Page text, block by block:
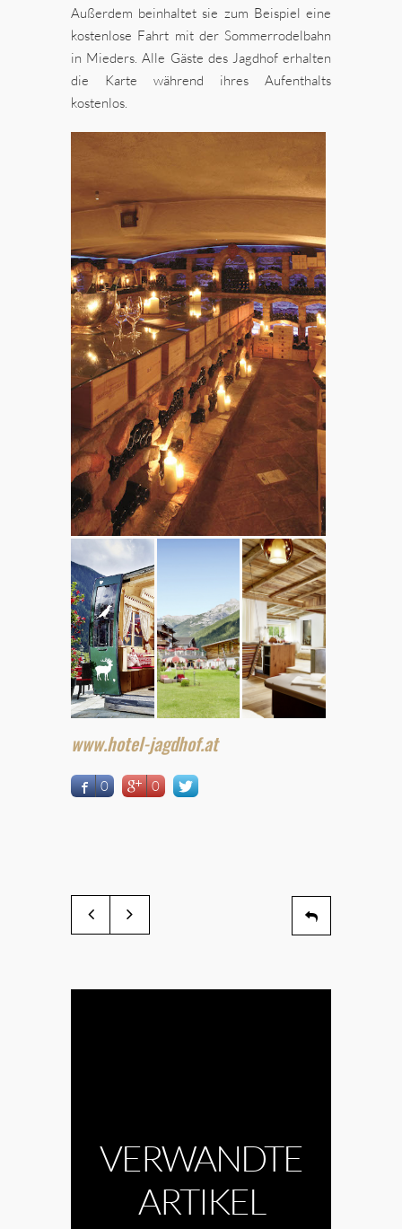
Außerdem beinhaltet sie zum Beispiel eine
kostenlose Fahrt mit der Sommerrodelbahn
in Mieders. Alle Gäste des Jagdhof erhalten
die Karte während ihres Aufenthalts
kostenlos.
www.hotel-jagdhof.at
0 0
VERWANDTE
ARTIKEL